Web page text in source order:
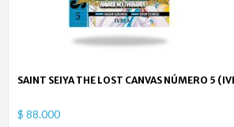
SAINT SEIYA THE LOST CANVAS NÚMERO 5
$ 88.000